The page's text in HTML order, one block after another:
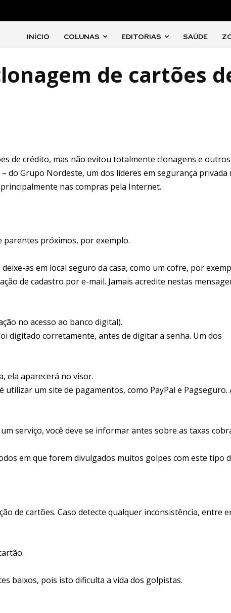
INÍCIO COLUNAS EDITORIAS SAÚDE
de cartões
de crédito, mas não evitou totalmente clonagens e outros
do Grupo Nordeste, um dos líderes em segurança privada
nas compras pela Internet.
parentes próximos, por exemplo.
as em local seguro da casa, como um cofre, por
de cadastro por e-mail. Jamais acredite nestas
no acesso ao banco digital).
digitado corretamente, antes de digitar a senha. Um dos
ela aparecerá no visor.
um site de pagamentos, como PayPal e Pagseguro.
serviço, você deve se informar antes sobre as taxas
em que forem divulgados muitos golpes com este tipo
de cartões. Caso detecte qualquer inconsistência, entre
baixos, pois isto dificulta a vida dos golpistas.